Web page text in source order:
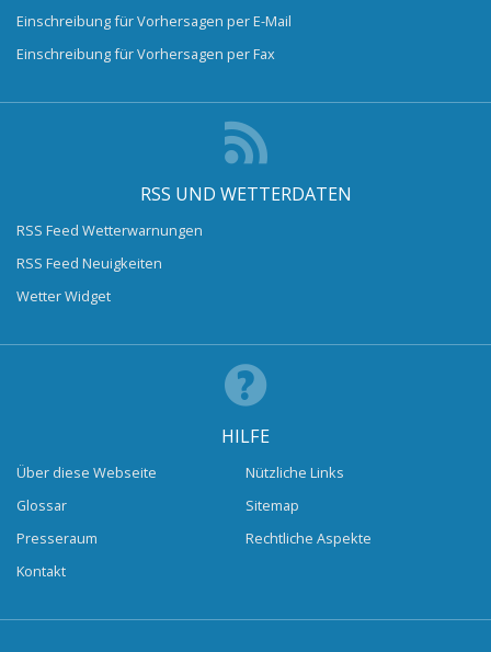
Einschreibung für Vorhersagen per E-Mail
Einschreibung für Vorhersagen per Fax
RSS UND WETTERDATEN
RSS Feed Wetterwarnungen
RSS Feed Neuigkeiten
Wetter Widget
HILFE
Über diese Webseite
Glossar
Presseraum
Kontakt
Nützliche Links
Sitemap
Rechtliche Aspekte